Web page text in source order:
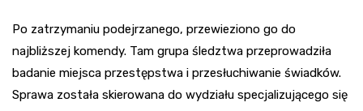
Po zatrzymaniu podejrzanego, przewieziono go do
najbliższej komendy. Tam grupa śledztwa przeprowadziła
badanie miejsca przestępstwa i przesłuchiwanie świadków.
Sprawa została skierowana do wydziału specjalizującego się